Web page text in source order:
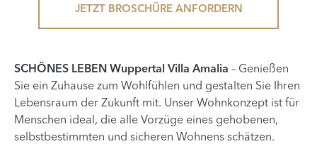
JETZT BROSCHÜRE ANFORDERN
SCHÖNES LEBEN Wuppertal Villa Amalia – Genießen
Sie ein Zuhause zum Wohlfühlen und gestalten Sie Ihren
Lebensraum der Zukunft mit. Unser Wohnkonzept ist für
Menschen ideal, die alle Vorzüge eines gehobenen,
selbstbestimmten und sicheren Wohnens schätzen.